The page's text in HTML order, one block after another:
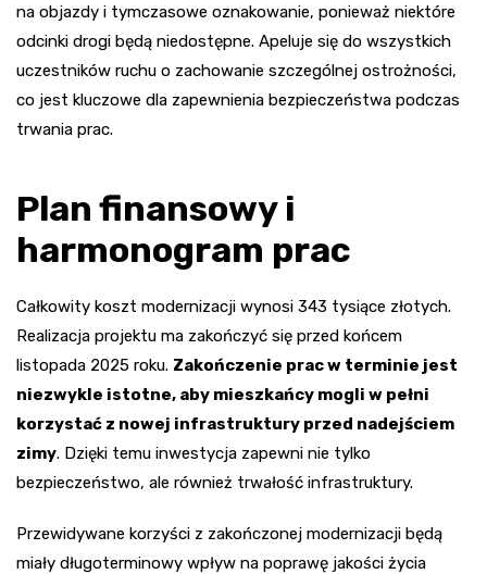
na objazdy i tymczasowe oznakowanie, ponieważ niektóre
odcinki drogi będą niedostępne. Apeluje się do wszystkich
uczestników ruchu o zachowanie szczególnej ostrożności,
co jest kluczowe dla zapewnienia bezpieczeństwa podczas
trwania prac.
Plan finansowy i
harmonogram prac
Całkowity koszt modernizacji wynosi 343 tysiące złotych.
Realizacja projektu ma zakończyć się przed końcem
listopada 2025 roku. Zakończenie prac w terminie jest
niezwykle istotne, aby mieszkańcy mogli w pełni
korzystać z nowej infrastruktury przed nadejściem
zimy. Dzięki temu inwestycja zapewni nie tylko
bezpieczeństwo, ale również trwałość infrastruktury.
Przewidywane korzyści z zakończonej modernizacji będą
miały długoterminowy wpływ na poprawę jakości życia